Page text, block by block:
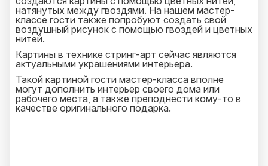
натянутых между гвоздями. На нашем мастер-
классе гости также попробуют создать свой
воздушный рисунок с помощью гвоздей и цветных
нитей.
Картины в технике стринг-арт сейчас являются
актуальными украшениями интерьера.
Такой картиной гости мастер-класса вполне
могут дополнить интерьер своего дома или
рабочего места, а также преподнести кому-то в
качестве оригинального подарка.